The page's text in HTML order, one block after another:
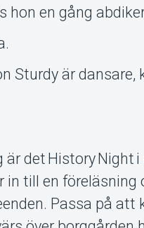
hon en gång
Sturdy är
det History Night
in till en
Passa på